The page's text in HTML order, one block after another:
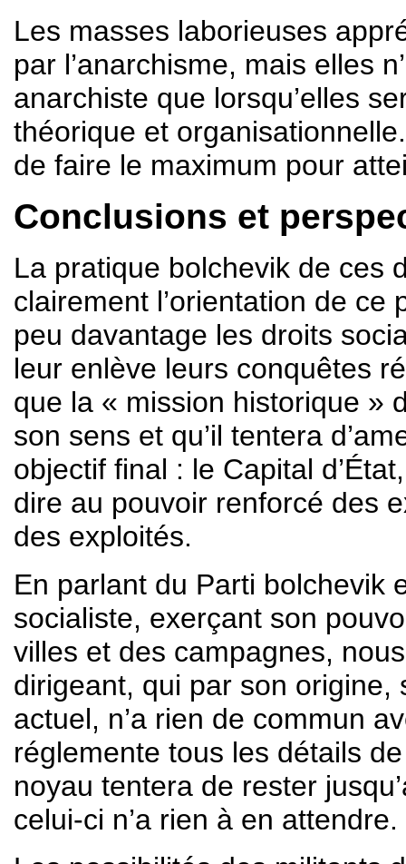
Les masses laborieuses
par l’anarchisme, mais elles
anarchiste que lorsqu’elles
théorique et
de faire le maximum pour
Conclusions et
La pratique bolchevik de ces
clairement l’orientation de
peu davantage les droits
leur enlève leurs conquêtes
que la « mission historique »
son sens et qu’il tentera
objectif final : le Capital
dire au pouvoir renforcé des
des exploités.
En parlant du Parti bolchevik
socialiste, exerçant son
villes et des campagnes,
dirigeant, qui par son
actuel, n’a rien de commun
réglemente tous les détails
noyau tentera de rester
celui-ci n’a rien à en attendre.